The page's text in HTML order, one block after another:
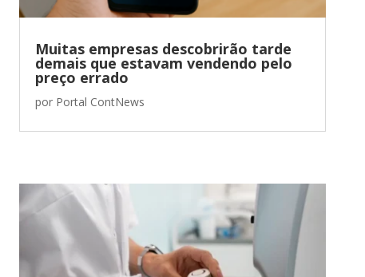
Muitas empresas descobrirão tarde
demais que estavam vendendo pelo
preço errado
por Portal ContNews